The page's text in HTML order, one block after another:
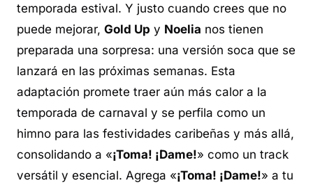
temporada estival. Y justo cuando crees que no
puede mejorar, Gold Up y Noelia nos tienen
preparada una sorpresa: una versión soca que se
lanzará en las próximas semanas. Esta
adaptación promete traer aún más calor a la
temporada de carnaval y se perfila como un
himno para las festividades caribeñas y más allá,
consolidando a «¡Toma! ¡Dame!» como un track
versátil y esencial. Agrega «¡Toma! ¡Dame!» a tu